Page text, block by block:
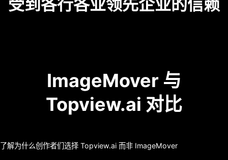
受到各行各业领先企业的信赖
ImageMover 与
Topview.ai 对比
了解为什么创作者们选择 Topview.ai 而非 ImageMover